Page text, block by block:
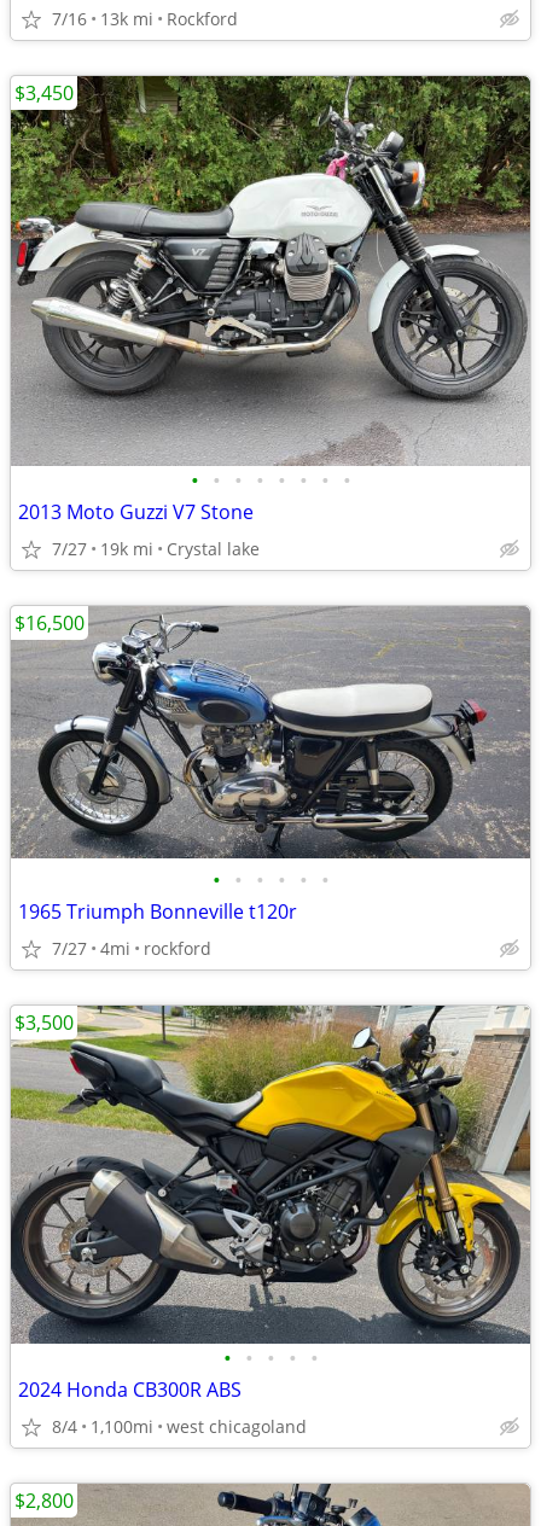
7/16 13k mi Rockford
• • • • • • • •
2013 Moto Guzzi V7 Stone
7/27 19k mi Crystal lake
$3,450
• • • • • •
1965 Triumph Bonneville t120r
7/27 4mi rockford
$16,500
• • • • •
2024 Honda CB300R ABS
8/4 1,100mi west chicagoland
$3,500
$2,800